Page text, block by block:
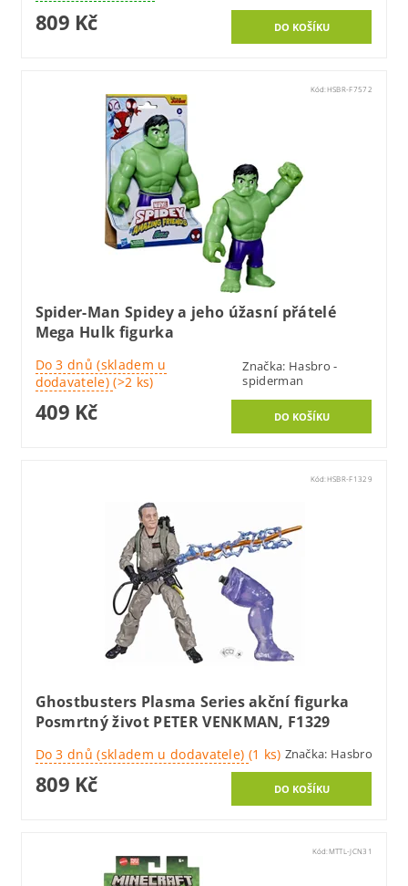
809 Kč
Kód:HSBR-F7572
Spider-Man Spidey a jeho úžasní přátelé
Mega Hulk figurka
Do 3 dnů (skladem u
dodavatele)(>2 ks)
Značka: Hasbro -
spiderman
409 Kč
Kód: HSBR-F1329
Ghostbusters Plasma Series akční figurka
Posmrtný život PETER VENKMAN, F1329
Do 3 dnů (skladem u dodavatele) (1 ks) Značka: Hasbro
809 Kč
Kód: MTTL-JCN31